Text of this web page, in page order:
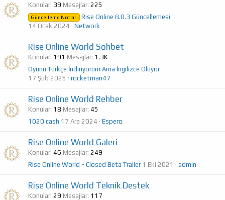
Konular 39 Mesajlar 225
Güncelleme Notları
Rise Online 8.0.3 Güncellemesi
14 Ocak 2024
Network
Rise Online World Sohbet
Konular 191 Mesajlar 1.3K
Oyunu Türkçe İndiriyorum Ama İngilizce Oluyor
17 Şub 2025
rocketman47
Rise Online World Rehber
Konular 18 Mesajlar 45
1020 cash 17 Ara 2024 Espero
Rise Online World Galeri
Konular 46 Mesajlar 249
Rise Online World - Closed Beta Trailer 1 Eki 2021 admin
Rise Online World Teknik Destek
Konular 29 Mesajlar 117